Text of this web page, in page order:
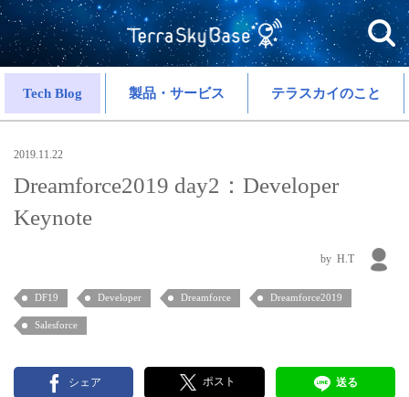
Tech Blog 製品・サービス テラスカイのこと
2019.11.22
Dreamforce2019 day2：Developer
Keynote
H.T
DF19 Developer Dreamforce Dreamforce2019
Salesforce
シェア ポスト 送る